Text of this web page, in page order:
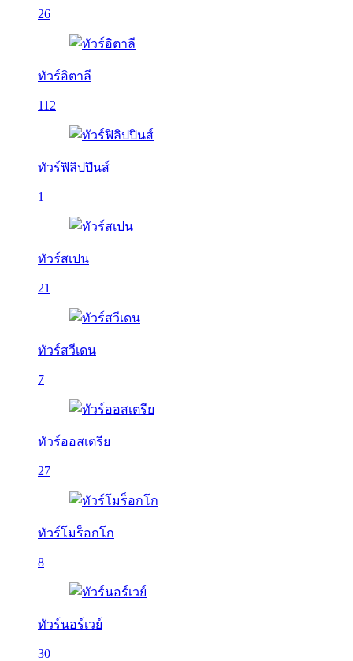
26
ทัวร์อิตาลี
112
ทัวร์ฟิลิปปินส์
1
ทัวร์สเปน
21
ทัวร์สวีเดน
7
ทัวร์ออสเตรีย
27
ทัวร์โมร็อกโก
8
ทัวร์นอร์เวย์
30